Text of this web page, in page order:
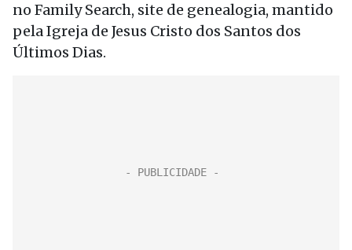
no Family Search, site de genealogia, mantido
pela Igreja de Jesus Cristo dos Santos dos
Últimos Dias.